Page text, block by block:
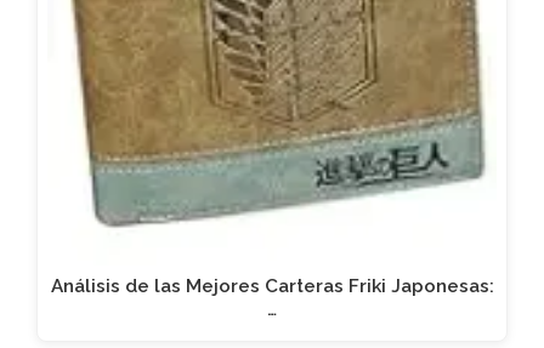
Análisis de las Mejores Carteras Friki Japonesas:
…